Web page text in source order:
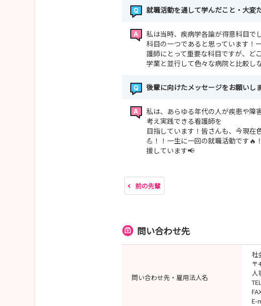
就職活動を通して学んだこと・大変
私は当時、疾病学各論が得意科目で
科目の一つであると思っています
護師にとって重要な科目ですが、ど
学業と並行して色々な病院と比較し
後輩に向けたメッセージをお願いしま
私は、あらゆる年代の人が疾患や障
考え実践できる看護師を
目指しています！皆さんも、今現
💪！！一生に一回の就職活動です🔥
援しています📢
前の先輩
問い合わせ先
問い合わせ先・雇用法人名
社
〒
人
E-